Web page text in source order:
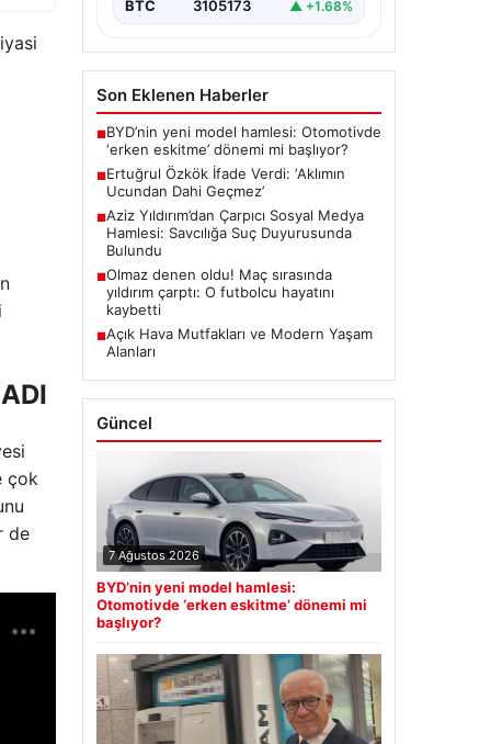
çok
de
BTC 3105173 ▲ +1.68%
Son Eklenen Haberler
■BYD’nin yeni model hamlesi: Otomotivde
‘erken eskitme’ dönemi mi başlıyor?
■Ertuğrul Özkök İfade Verdi: ‘Aklımın
Ucundan Dahi Geçmez’
■Aziz Yıldırım’dan Çarpıcı Sosyal Medya
Hamlesi: Savcılığa Suç Duyurusunda
Bulundu
■Olmaz denen oldu! Maç sırasında
yıldırım çarptı: O futbolcu hayatını
kaybetti
■Açık Hava Mutfakları ve Modern Yaşam
Alanları
Güncel
7 Ağustos 2026
BYD’nin yeni model hamlesi:
Otomotivde ‘erken eskitme’ dönemi mi
başlıyor?